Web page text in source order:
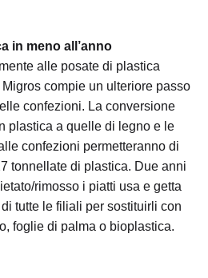
in meno all’anno
alle posate di plastica
compie un ulteriore passo
confezioni. La conversione
plastica a quelle di legno e le
confezioni permetteranno di
tonnellate di plastica. Due anni
rimosso i piatti usa e getta
tutte le filiali per sostituirli con
foglie di palma o bioplastica.